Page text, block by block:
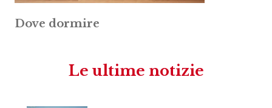
Dove dormire
Le ultime notizie